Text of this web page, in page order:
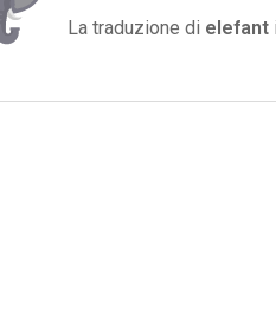
La traduzione di elefant